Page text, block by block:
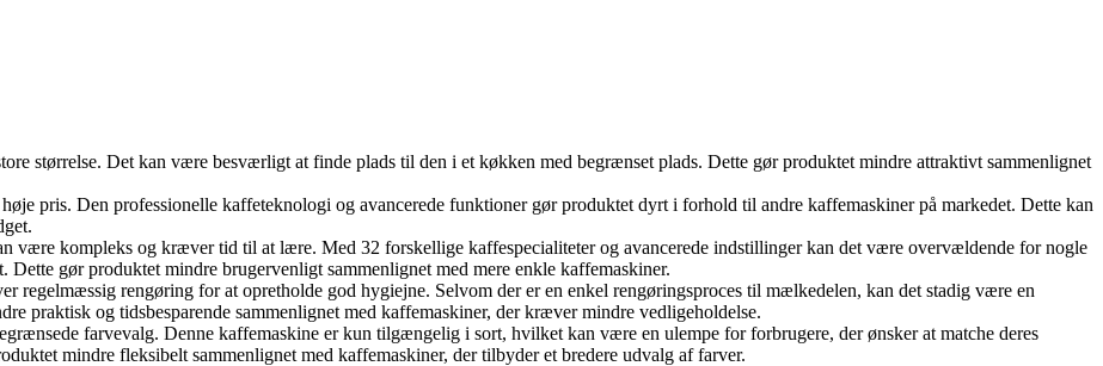
størrelse. Det kan være besværligt at finde plads til den i et køkken med begrænset plads. Dette gør produktet mindre attraktivt sammenlignet
pris. Den professionelle kaffeteknologi og avancerede funktioner gør produktet dyrt i forhold til andre kaffemaskiner på markedet. Dette kan
være kompleks og kræver tid til at lære. Med 32 forskellige kaffespecialiteter og avancerede indstillinger kan det være overvældende for nogle
gør produktet mindre brugervenligt sammenlignet med mere enkle kaffemaskiner.
regelmæssig rengøring for at opretholde god hygiejne. Selvom der er en enkel rengøringsproces til mælkedelen, kan det stadig være en
praktisk og tidsbesparende sammenlignet med kaffemaskiner, der kræver mindre vedligeholdelse.
farvevalg. Denne kaffemaskine er kun tilgængelig i sort, hvilket kan være en ulempe for forbrugere, der ønsker at matche deres
mindre fleksibelt sammenlignet med kaffemaskiner, der tilbyder et bredere udvalg af farver.